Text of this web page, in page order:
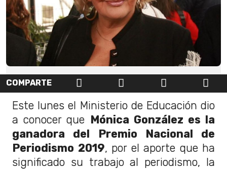
COMPARTE
Este lunes el Ministerio de Educación dio
a conocer que Mónica González es la
ganadora del
Premio Nacional de
Periodismo 2019, por el aporte que ha
significado su trabajo al periodismo, la